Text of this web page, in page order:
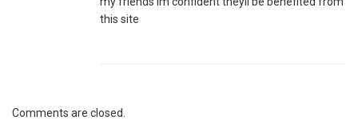
this site
Comments are closed.